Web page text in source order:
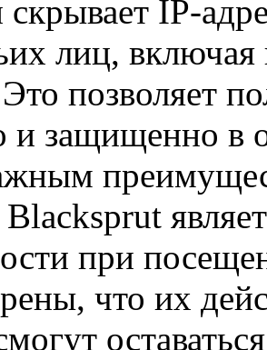
IP-
лиц,
позволяет
и защищенно в
Blacksprut
при
что их